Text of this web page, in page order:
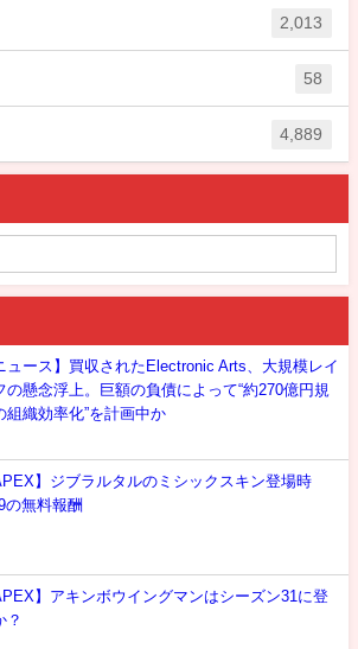
2,013
58
4,889
ュース】買収されたElectronic Arts、大規模レイ
の懸念浮上。巨額の負債によって“約270億円規
組織効率化”を計画中か
】ジブラルタルのミシックスキン登場時
の無料報酬
】アキンボウイングマンはシーズン31に登
？